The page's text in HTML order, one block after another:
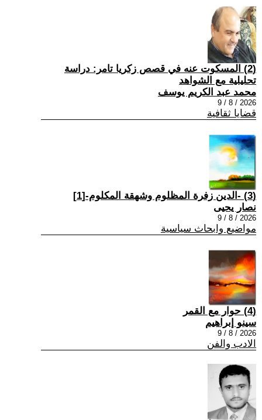
(2) المسكوت عنه في قصص زكريا تامر: دراسة
تحليلية مع الشواهد
محمد عبد الكريم يوسف
2026 / 8 / 9
قضايا ثقافية
(3) -الدين زفرة المظلوم وشهقة المكلوم-[1]
نصار يحيى
2026 / 8 / 9
مواضيع وابحاث سياسية
(4) حوار مع القمر
سينو إبراهيم
2026 / 8 / 9
الادب والفن